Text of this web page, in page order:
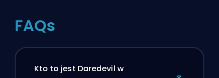
FAQs
Kto to jest Daredevil w